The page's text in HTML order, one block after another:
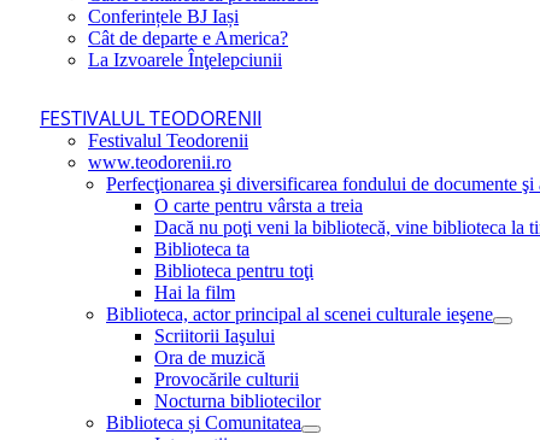
Conferințele BJ Iași
Cât de departe e America?
La Izvoarele Înţelepciunii
FESTIVALUL TEODORENII
Festivalul Teodorenii
www.teodorenii.ro
Perfecţionarea şi diversificarea fondului de documente
O carte pentru vârsta a treia
Dacă nu poţi veni la bibliotecă, vine biblioteca la
Biblioteca ta
Biblioteca pentru toţi
Hai la film
Biblioteca, actor principal al scenei culturale ieşene
Scriitorii Iaşului
Ora de muzică
Provocările culturii
Nocturna bibliotecilor
Biblioteca și Comunitatea